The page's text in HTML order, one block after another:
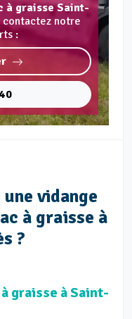
à graisse Saint-
contactez notre
:
vidange
à graisse à
?
graisse à Saint-